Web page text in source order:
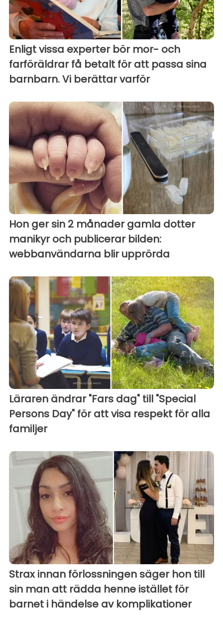
Enligt vissa experter bör mor- och
farföräldrar få betalt för att passa sina
barnbarn. Vi berättar varför
Hon ger sin 2 månader gamla dotter
manikyr och publicerar bilden:
webbanvändarna blir upprörda
Läraren ändrar "Fars dag" till "Special
Persons Day" för att visa respekt för alla
familjer
Strax innan förlossningen säger hon till
sin man att rädda henne istället för
barnet i händelse av komplikationer